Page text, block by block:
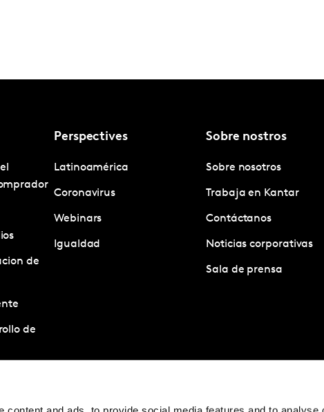
de
de
Perspectives
Latinoamérica
Coronavirus
Webinars
Igualdad
Sobre nostros
Sobre nosotros
Trabaja en Kantar
Contáctanos
Noticias corporativas
Sala de prensa